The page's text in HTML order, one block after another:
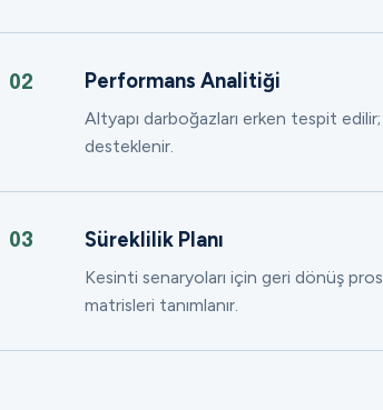
02 Performans Analitiği
Altyapı darboğazları erken tespit
desteklenir.
03 Süreklilik Planı
Kesinti senaryoları için geri dönüş
matrisleri tanımlanır.